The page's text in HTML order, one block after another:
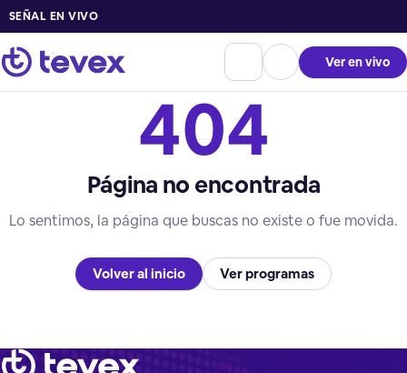
SEÑAL EN VIVO
Ver en vivo
404
Página no encontrada
Lo sentimos, la página que buscas no existe o fue movida.
Volver al inicio Ver programas